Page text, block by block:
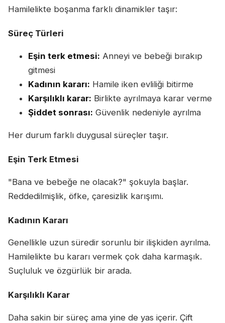
Hamilelikte boşanma farklı dinamikler taşır:
Süreç Türleri
Eşin terk etmesi: Anneyi ve bebeği bırakıp
gitmesi
Kadının kararı: Hamile iken evliliği bitirme
Karşılıklı karar: Birlikte ayrılmaya karar verme
Şiddet sonrası: Güvenlik nedeniyle ayrılma
Her durum farklı duygusal süreçler taşır.
Eşin Terk Etmesi
"Bana ve bebeğe ne olacak?" şokuyla başlar.
Reddedilmişlik, öfke, çaresizlik karışımı.
Kadının Kararı
Genellikle uzun süredir sorunlu bir ilişkiden ayrılma.
Hamilelikte bu kararı vermek çok daha karmaşık.
Suçluluk ve özgürlük bir arada.
Karşılıklı Karar
Daha sakin bir süreç ama yine de yas içerir. Çift